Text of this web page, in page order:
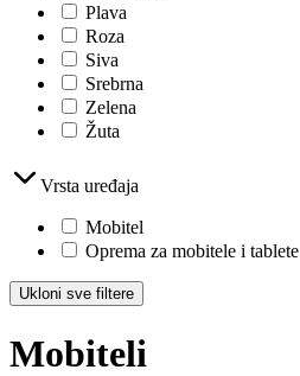
Plava
Roza
Siva
Srebrna
Zelena
Žuta
Vrsta uređaja
Mobitel
Oprema za mobitele i tablete
Ukloni sve filtere
Mobiteli